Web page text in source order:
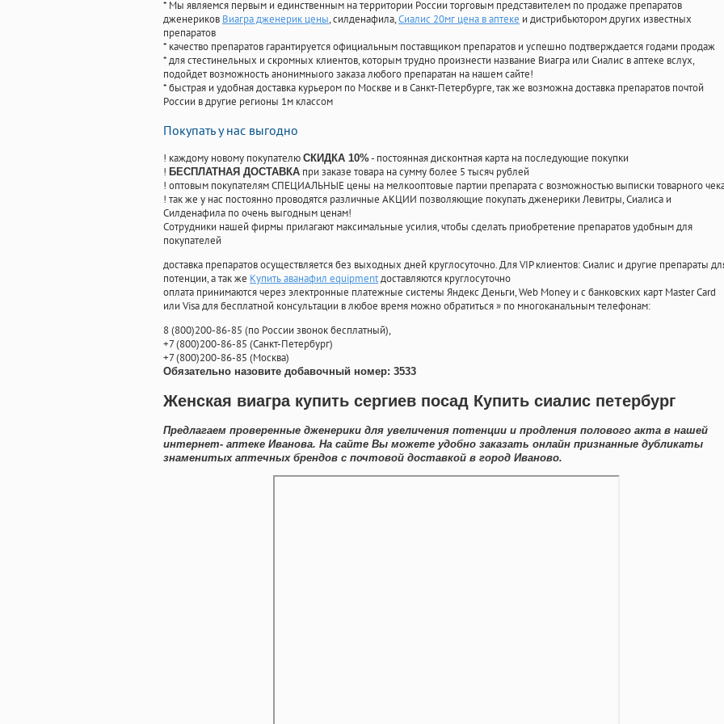
* Мы являемся первым и единственным на территории России торговым представителем по продаже препаратов
дженериков Виагра дженерик цены, силденафила,Сиалис 20мг цена в аптеке и дистрибьютором других известных
препаратов
* качество препаратов гарантируется официальным поставщиком препаратов и успешно подтверждается годами продаж
* для стестинельных и скромных клиентов, которым трудно произнести название Виагра или Сиалис в аптеке вслух,
подойдет возможность анонимныого заказа любого препаратан на нашем сайте!
* быстрая и удобная доставка курьером по Москве и в Санкт-Петербурге, так же возможна доставка препаратов почтой
России в другие регионы 1м классом
Покупать у нас выгодно
! каждому новому покупателю СКИДКА 10%- постоянная дисконтная карта на последующие покупки
! БЕСПЛАТНАЯ ДОСТАВКА при заказе товара на сумму более 5 тысяч рублей
! оптовым покупателям СПЕЦИАЛЬНЫЕ цены на мелкооптовые партии препарата с возможностью выписки товарного
! так же у нас постоянно проводятся различные АКЦИИ позволяющие покупать дженерики Левитры, Сиалиса и
Силденафила по очень выгодным ценам!
Cотрудники нашей фирмы прилагают максимальные усилия, чтобы сделать приобретение препаратов удобным для
покупателей
доставка препаратов осуществляется без выходных дней круглосуточно. Для VIP клиентов: Сиалис и другие препараты
потенции, а так же Купить аванафил equipmentдоставляются круглосуточно
оплата принимаются через электронные платежные системы Яндекс Деньги, Web Money и с банковских карт Master Card
или Visa для бесплатной консультации в любое время можно обратиться» по многоканальным телефонам:
8(800)200-86-85 (по России звонок бесплатный),
+7(800)200-86-85 (Санкт-Петербург)
+7(800)200-86-85 (Москва)
Обязательно назовите добавочный номер: 3533
Женская виагра купить сергиев посад Купить сиалис петербург
Предлагаем проверенные дженерики для увеличения потенции и продления полового акта в нашей
интернет- аптеке Иванова. На сайте Вы можете удобно заказать онлайн признанные дубликаты
знаменитых аптечных брендов с почтовой доставкой в город Иваново.